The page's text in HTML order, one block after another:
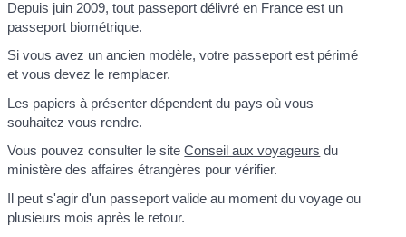
Depuis juin 2009, tout passeport délivré en France est un
passeport biométrique.
Si vous avez un ancien modèle, votre passeport est périmé
et vous devez le remplacer.
Les papiers à présenter dépendent du pays où vous
souhaitez vous rendre.
Vous pouvez consulter le siteConseil aux voyageurs du
ministère des affaires étrangères pour vérifier.
Il peut s'agir d'un passeport valide au moment du voyage ou
plusieurs mois après le retour.